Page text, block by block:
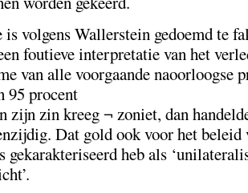
is volgens Wallerstein gedoemd te
foutieve interpretatie van het
van alle voorgaande naoorloogse
95 procent
zijn zin kreeg ¬ zoniet, dan
Dat gold ook voor het
gekarakteriseerd heb als